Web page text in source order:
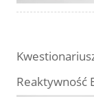
Reaktywność